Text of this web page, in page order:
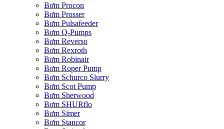
Bơm Procon
Bơm Prosser
Bơm Pulsafeeder
Bơm Q-Pumps
Bơm Reverso
Bơm Rexroth
Bơm Robinair
Bơm Roper Pump
Bơm Schurco Slurry
Bơm Scot Pump
Bơm Sherwood
Bơm SHURflo
Bơm Simer
Bơm Stancor